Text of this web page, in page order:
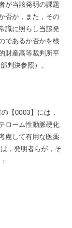
が当該発明の課題
否か，また，その
識に照らし当該発
であるか否かを検
財産高等裁判所平
判決参照）。
【0003】には，
ローム性動脈硬化
慮して有用な医薬
，発明者らが，そ